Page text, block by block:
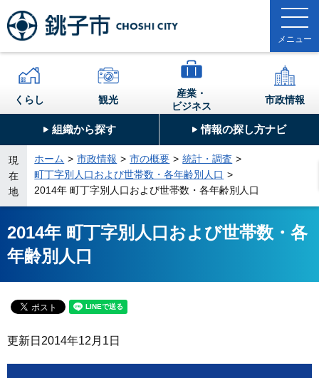
組織から探す 情報の探し方ナビ
くらし 観光
産業・
ビジネス
市政情報
現
在
地
ホーム 市政情報 市の概要
統計・調査
町丁字別人口および世帯数・各年齢別人口
2014年 町丁字別人口および世帯数・各年齢別人口
2014年 町丁字別人口および世帯数・各
年齢別人口
更新日 2014年12月1日